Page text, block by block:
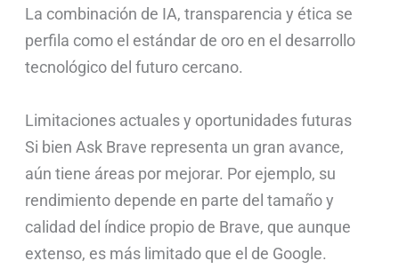
La combinación de IA, transparencia y ética se
perfila como el estándar de oro en el desarrollo
tecnológico del futuro cercano.
Limitaciones actuales y oportunidades futuras
Si bien Ask Brave representa un gran avance,
aún tiene áreas por mejorar. Por ejemplo, su
rendimiento depende en parte del tamaño y
calidad del índice propio de Brave, que aunque
extenso, es más limitado que el de Google.